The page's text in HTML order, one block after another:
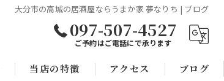
大分市の高城の居酒屋ならうまか家 夢なりち | ブログ
097-507-4527
ご予約はご電話にで承ります
当店の特徴 アクセス ブログ